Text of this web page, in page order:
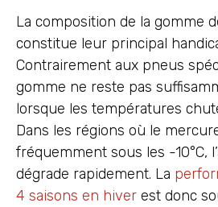
La composition de la gomme
constitue leur principal
Contrairement aux pneus
gomme ne reste pas
lorsque les températures
Dans les régions où le
fréquemment sous les -10°C,
dégrade rapidement. La
4 saisons en hiver est donc